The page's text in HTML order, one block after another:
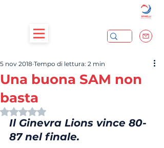
Una buona SAM non
basta
5 nov 2018 Tempo di lettura: 2 min
Valutazione NaN stelle su 5.
Il Ginevra Lions vince 80-
87 nel finale.